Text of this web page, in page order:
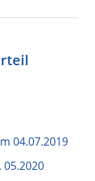
04.07.2019
05.2020